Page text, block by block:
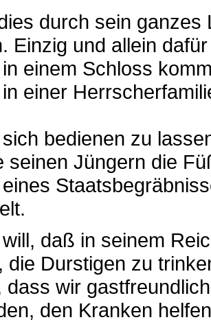
durch sein
Einzig und allein
einem Schloss
einer
bedienen zu
seinen Jüngern die
daß in seinem
die Durstigen zu
dass wir
den Kranken